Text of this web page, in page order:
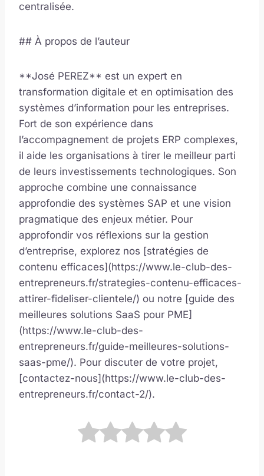
centralisée.
## À propos de l’auteur
**José PEREZ** est un expert en
transformation digitale et en optimisation des
systèmes d’information pour les entreprises.
Fort de son expérience dans
l’accompagnement de projets ERP complexes,
il aide les organisations à tirer le meilleur parti
de leurs investissements technologiques. Son
approche combine une connaissance
approfondie des systèmes SAP et une vision
pragmatique des enjeux métier. Pour
approfondir vos réflexions sur la gestion
d’entreprise, explorez nos [stratégies de
contenu efficaces](https://www.le-club-des-
entrepreneurs.fr/strategies-contenu-efficaces-
attirer-fideliser-clientele/) ou notre [guide des
meilleures solutions SaaS pour PME]
(https://www.le-club-des-
entrepreneurs.fr/guide-meilleures-solutions-
saas-pme/). Pour discuter de votre projet,
[contactez-nous](https://www.le-club-des-
entrepreneurs.fr/contact-2/).